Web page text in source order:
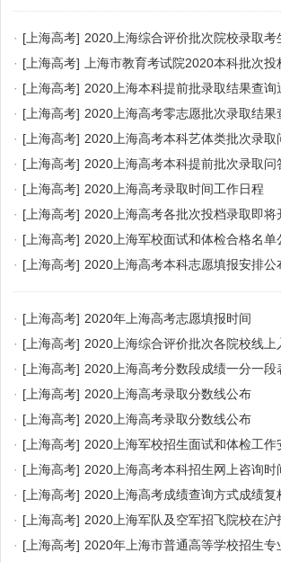
· [上海高考] 2020上海综合评价批次院校录取考
· [上海高考]
上海市教育考试院2020本科批次
· [上海高考] 2020上海本科提前批录取结果查询
· [上海高考] 2020上海高考零志愿批次录取结果
· [上海高考] 2020上海高考本科艺体类批次录取
· [上海高考] 2020上海高考本科提前批次录取问
· [上海高考] 2020上海高考录取时间工作日程
· [上海高考] 2020上海高考各批次投档录取即将
· [上海高考] 2020上海军校面试和体检合格名单
· [上海高考] 2020上海高考本科志愿填报安排公
· [上海高考] 2020年上海高考志愿填报时间
· [上海高考] 2020上海综合评价批次各院校线上
· [上海高考] 2020上海高考分数段成绩一分一段
· [上海高考] 2020上海高考录取分数线公布
· [上海高考] 2020上海高考录取分数线公布
· [上海高考] 2020上海军校招生面试和体检工作
· [上海高考] 2020上海高考本科招生网上咨询时
· [上海高考] 2020上海高考成绩查询方式成绩复
· [上海高考] 2020上海军队及空军招飞院校在沪
· [上海高考] 2020年上海市普通高等学校招生专